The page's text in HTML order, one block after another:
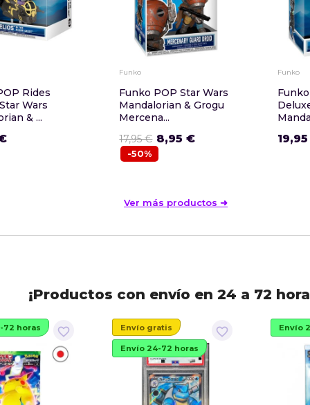
Rides
Wars
& ...
Funko
Funko POP Star Wars
Mandalorian & Grogu
Mercena...
17,95 € 8,95 €
-50%
Funko
Ver más productos ➜
¡Productos con envío en 24 a 72
favorite_border
72 horas favorite_border
Envío gratis
Envío 24-72 horas
Envío